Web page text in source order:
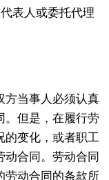
表人或委托代理
方当事人必须认真
。但是，在履行劳
的变化，或者职工
合同。劳动合同
劳动合同的条款所